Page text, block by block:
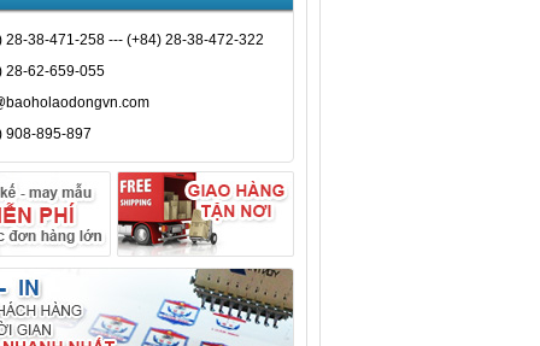
28-38-471-258 --- (+84) 28-38-472-322
28-62-659-055
908-895-897